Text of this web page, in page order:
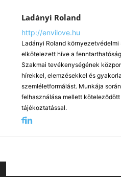
Ladányi Roland
http://envilove.hu
Ladányi Roland
elkötelezett híve a
Szakmai tevékenységének
hírekkel, elemzésekkel és
szemléletformálást. Munkája
felhasználása mellett
tájékoztatással.